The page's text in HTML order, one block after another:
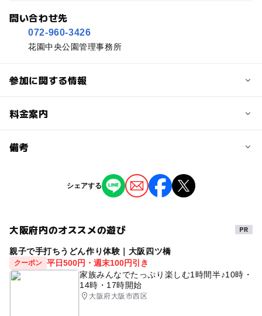
問い合わせ先
072-960-3426
花園中央公園管理事務所
参加に関する情報
予約/応募
料金案内
料金について
備考
※掲載の情報は天候や主催者側の都合などにより変更にな
ることがあります。
シェアする
大阪府内のオススメの遊び
親子で手打ちうどん作り体験｜大阪四ツ橋
クーポン 平日500円・週末100円引き
家族みんなでたっぷり楽しむ1時間半♪10時・
14時・17時開始
大阪府大阪市西区